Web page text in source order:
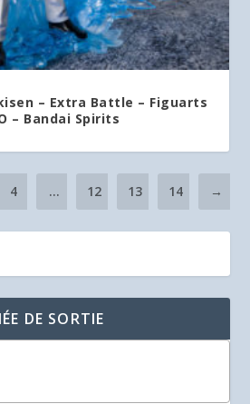
– Extra Battle – Figuarts
– Bandai Spirits
4 … 12 13 14 →
DE SORTIE